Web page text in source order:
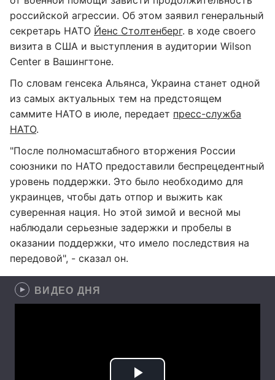
российской агрессии. Об этом заявил генеральный
секретарь НАТО Йенс Столтенберг. в ходе своего
визита в США и выступления в аудитории Wilson
Center в Вашингтоне.
По словам генсека Альянса, Украина станет одной
из самых актуальных тем на предстоящем
саммите НАТО в июле, передает пресс-служба
НАТО.
"После полномасштабного вторжения России
союзники по НАТО предоставили беспрецедентный
уровень поддержки. Это было необходимо для
украинцев, чтобы дать отпор и выжить как
суверенная нация. Но этой зимой и весной мы
наблюдали серьезные задержки и пробелы в
оказании поддержки, что имело последствия на
передовой", - сказал он.
ВИДЕО ДНЯ